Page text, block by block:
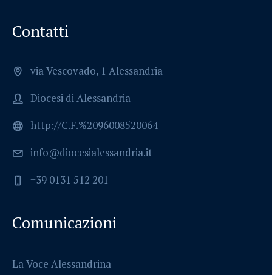
Contatti
via Vescovado, 1 Alessandria
Diocesi di Alessandria
http://C.F.%2096008520064
info@diocesialessandria.it
+39 0131 512 201
Comunicazioni
La Voce Alessandrina